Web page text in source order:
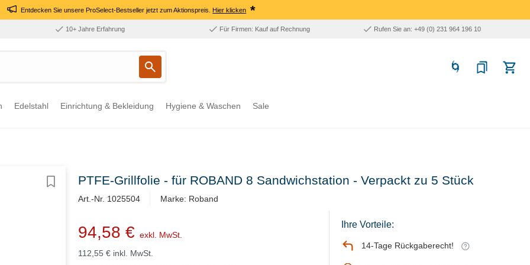
Entdecken Sie unsere ProSelect-Bestseller jetzt zum Aktionspreis.Hier klicken *
10+ Jahre Erfahrung Für Firmen: Kauf auf Rechnung Rufen Sie an: +49 (0) 231 964 196 10
Edelstahl Einrichtung & Bekleidung Hygiene & Waschen Sale
PTFE-Grillfolie - für ROBAND 8 Sandwichstation - Verpackt zu 5 Stück
Art.-Nr. 1025504 Marke: Roband
94,58 € exkl. MwSt.
112,55 € inkl. MwSt.
Ihre Vorteile:
14-Tage Rückgaberecht!